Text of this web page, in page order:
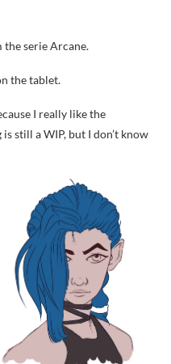
the serie Arcane.
the tablet.
I really like the
still a WIP, but I don’t know